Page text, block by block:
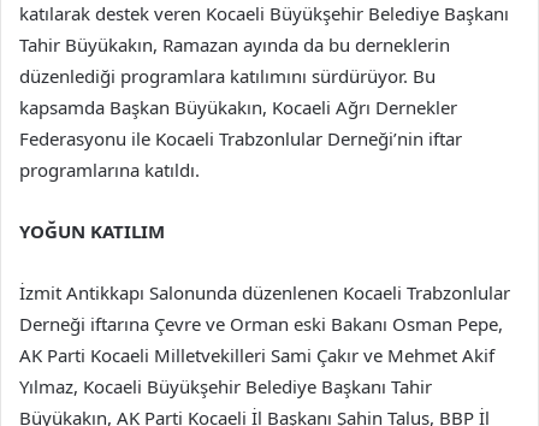
katılarak destek veren Kocaeli Büyükşehir Belediye Başkanı
Tahir Büyükakın, Ramazan ayında da bu derneklerin
düzenlediği programlara katılımını sürdürüyor. Bu
kapsamda Başkan Büyükakın, Kocaeli Ağrı Dernekler
Federasyonu ile Kocaeli Trabzonlular Derneği’nin iftar
programlarına katıldı.
YOĞUN KATILIM
İzmit Antikkapı Salonunda düzenlenen Kocaeli Trabzonlular
Derneği iftarına Çevre ve Orman eski Bakanı Osman Pepe,
AK Parti Kocaeli Milletvekilleri Sami Çakır ve Mehmet Akif
Yılmaz, Kocaeli Büyükşehir Belediye Başkanı Tahir
Büyükakın, AK Parti Kocaeli İl Başkanı Şahin Talus, BBP İl